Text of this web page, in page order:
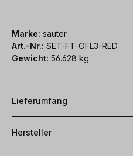
Marke: sauter
Art.-Nr.: SET-FT-OFL3-RED
Gewicht: 56.628 kg
Lieferumfang
Hersteller